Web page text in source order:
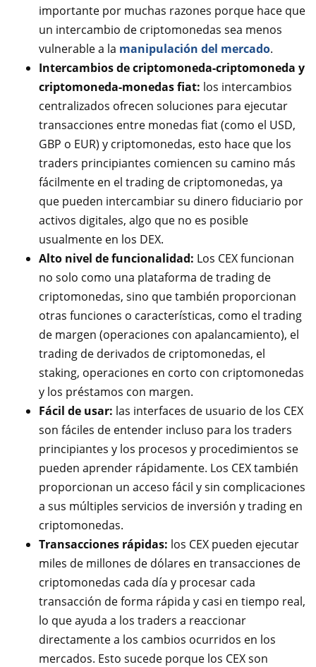
importante por muchas razones porque hace que
un intercambio de criptomonedas sea menos
vulnerable a la manipulación del mercado.
Intercambios de criptomoneda-criptomoneda y
criptomoneda-monedas fiat: los intercambios
centralizados ofrecen soluciones para ejecutar
transacciones entre monedas fiat (como el USD,
GBP o EUR) y criptomonedas, esto hace que los
traders principiantes comiencen su camino más
fácilmente en el trading de criptomonedas, ya
que pueden intercambiar su dinero fiduciario por
activos digitales, algo que no es posible
usualmente en los DEX.
Alto nivel de funcionalidad: Los CEX funcionan
no solo como una plataforma de trading de
criptomonedas, sino que también proporcionan
otras funciones o características, como el trading
de margen (operaciones con apalancamiento), el
trading de derivados de criptomonedas, el
staking, operaciones en corto con criptomonedas
y los préstamos con margen.
Fácil de usar: las interfaces de usuario de los CEX
son fáciles de entender incluso para los traders
principiantes y los procesos y procedimientos se
pueden aprender rápidamente. Los CEX también
proporcionan un acceso fácil y sin complicaciones
a sus múltiples servicios de inversión y trading en
criptomonedas.
Transacciones rápidas: los CEX pueden ejecutar
miles de millones de dólares en transacciones de
criptomonedas cada día y procesar cada
transacción de forma rápida y casi en tiempo real,
lo que ayuda a los traders a reaccionar
directamente a los cambios ocurridos en los
mercados. Esto sucede porque los CEX son